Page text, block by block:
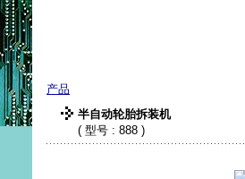
产品
半自动轮胎拆装机
( 型号 : 888 )